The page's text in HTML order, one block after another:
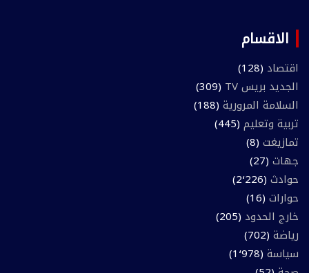
الاقسام
اقتصاد (128)
الجديد بريس TV
(309)
السلامة المرورية (188)
تربية وتعليم (445)
تمازيغت (8)
جهات (27)
حوادث (2٬226)
حوارات (16)
خارج الحدود (205)
رياضة (702)
سياسة (1٬978)